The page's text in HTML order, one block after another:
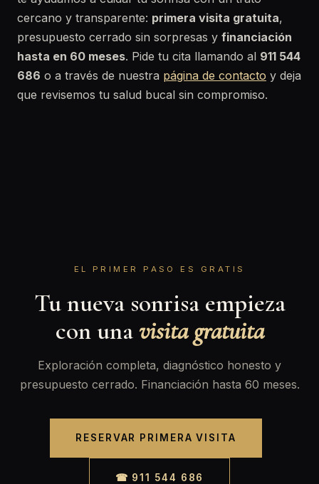
cercano y transparente: primera visita gratuita,
presupuesto cerrado sin sorpresas y financiación
hasta en 60 meses. Pide tu cita llamando al 911 544
686 o a través de nuestra página de contacto y deja
que revisemos tu salud bucal sin compromiso.
EL PRIMER PASO ES GRATIS
Tu nueva sonrisa empieza
con unavisita gratuita
Exploración completa, diagnóstico honesto y
presupuesto cerrado. Financiación hasta 60 meses.
RESERVAR PRIMERA VISITA
☎ 911 544 686